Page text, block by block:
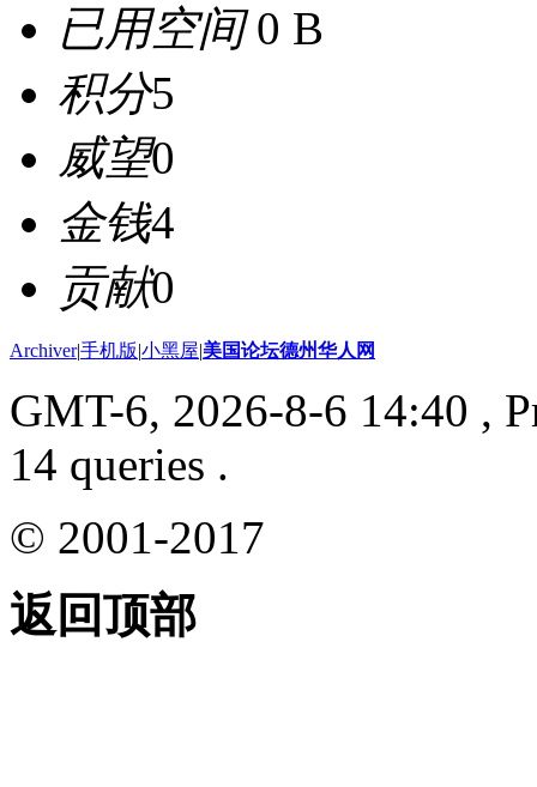
已用空间0 B
积分5
威望0
金钱4
贡献0
Archiver|手机版|小黑屋|美国论坛德州华人网
GMT-6, 2026-8-6 14:40 ,
14 queries .
© 2001-2017
返回顶部